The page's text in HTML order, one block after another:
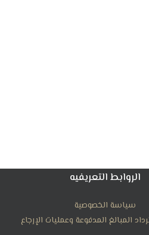
الروابط التعريفيه
سياسة الخصوصية
المبالغ المدفوعة وعمليات الإرجاع